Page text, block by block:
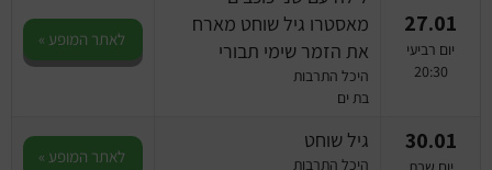
27.01
יום רביעי
20:30
מאסטרו גיל שוחט מארח
את הזמר שימי תבורי
היכל התרבות
בת ים
לאתר המופע »
30.01 גיל שוחט
היכל התרבות
לאתר המופע »